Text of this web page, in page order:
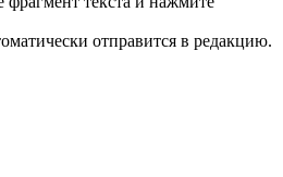
отправится в редакцию.